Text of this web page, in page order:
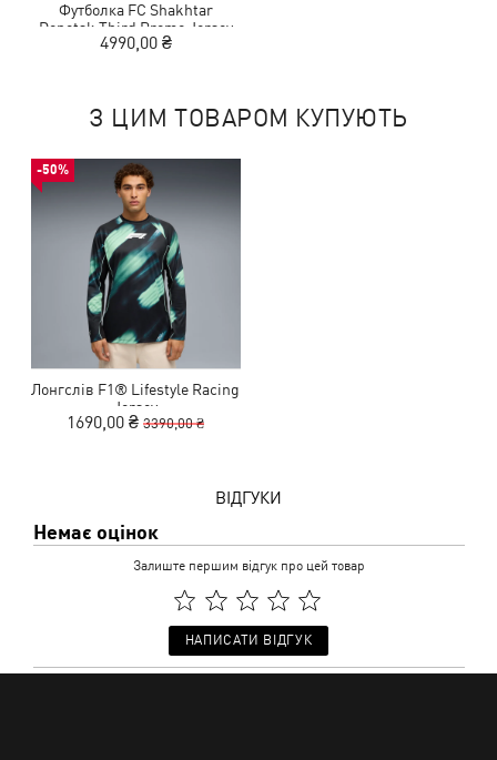
Футболка FC Shakhtar
Donetsk Third Promo Jersey
Men
4990,00 ₴
З ЦИМ ТОВАРОМ КУПУЮТЬ
-50%
Лонгслів F1® Lifestyle Racing
Jersey
1690,00 ₴3390,00 ₴
ВІДГУКИ
Немає оцінок
Залиште першим відгук про цей товар
НАПИСАТИ ВІДГУК